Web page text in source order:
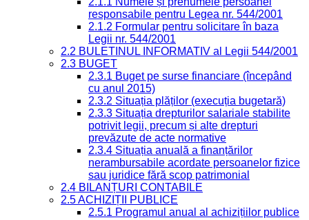
responsabile pentru Legea nr. 544/2001
2.1.2 Formular pentru solicitare în baza
Legii nr. 544/2001
2.2 BULETINUL INFORMATIV al Legii 544/2001
2.3 BUGET
2.3.1 Buget pe surse financiare (începând
cu anul 2015)
2.3.2 Situația plăților (execuția bugetară)
2.3.3 Situația drepturilor salariale stabilite
potrivit legii, precum și alte drepturi
prevăzute de acte normative
2.3.4 Situația anuală a finanțărilor
nerambursabile acordate persoanelor fizice
sau juridice fără scop patrimonial
2.4 BILANȚURI CONTABILE
2.5 ACHIZIȚII PUBLICE
2.5.1 Programul anual al achizițiilor publice